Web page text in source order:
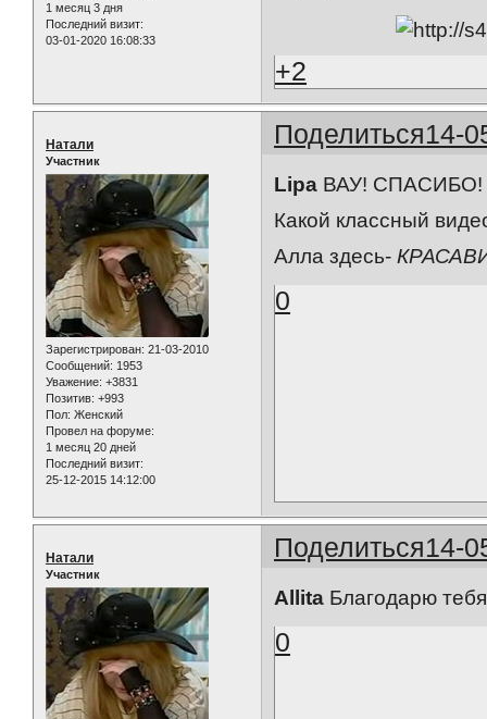
1 месяц 3 дня
Последний визит:
03-01-2020 16:08:33
+2
Поделиться14-
Натали
Участник
Зарегистрирован: 21-03-2010
Сообщений: 1953
Уважение: +3831
Позитив: +993
Пол: Женский
Провел на форуме:
1 месяц 20 дней
Последний визит:
25-12-2015 14:12:00
Lipa ВАУ! СПАСИБО!
Какой классный
Алла здесь-
0
Поделиться14-
Натали
Участник
Allita Благодарю
0